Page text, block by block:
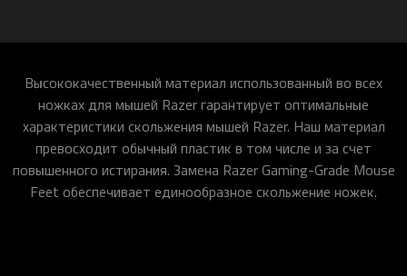
Высококачественный материал использованный во всех
ножках для мышей Razer гарантирует оптимальные
характеристики скольжения мышей Razer. Наш материал
превосходит обычный пластик в том числе и за счет
повышенного истирания. Замена Razer Gaming-Grade Mouse
Feet обеспечивает единообразное скольжение ножек.